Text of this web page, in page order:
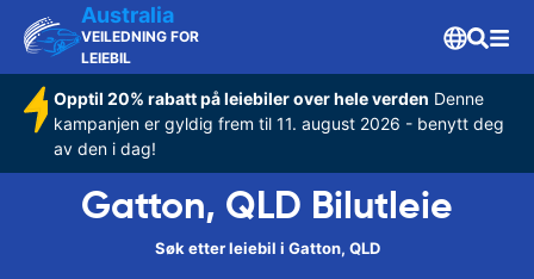
Australia
VEILEDNING FOR
LEIEBIL
Opptil 20% rabatt på leiebiler over hele verden Denne
kampanjen er gyldig frem til 11. august 2026 - benytt deg
av den i dag!
Gatton, QLD Bilutleie
Søk etter leiebil i Gatton, QLD